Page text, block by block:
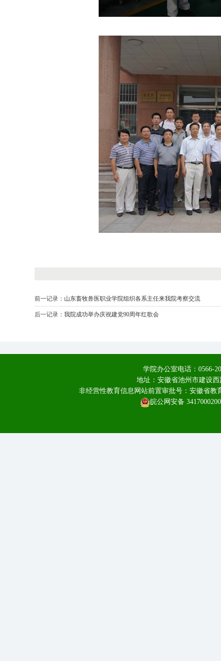
前一记录： 山东畜牧兽医职业学院组织各系主任来我院考察交流
后一记录： 我院成功举办庆祝建党90周年红歌会
学院办公室电话：0566-
地址：安徽省池州市建设
非经营性教育信息网站前置审批号：安徽省
皖公网安备